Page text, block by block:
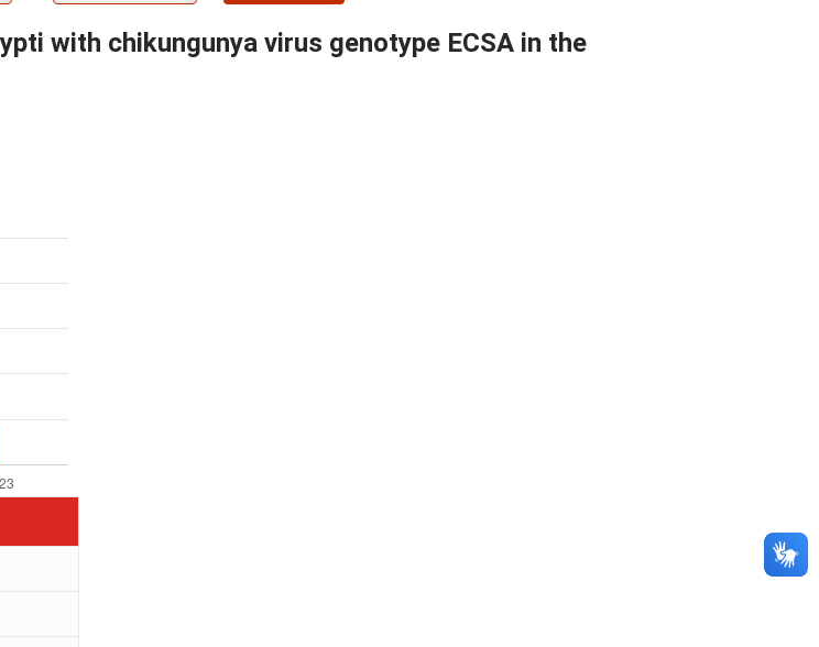
with chikungunya virus genotype ECSA in the